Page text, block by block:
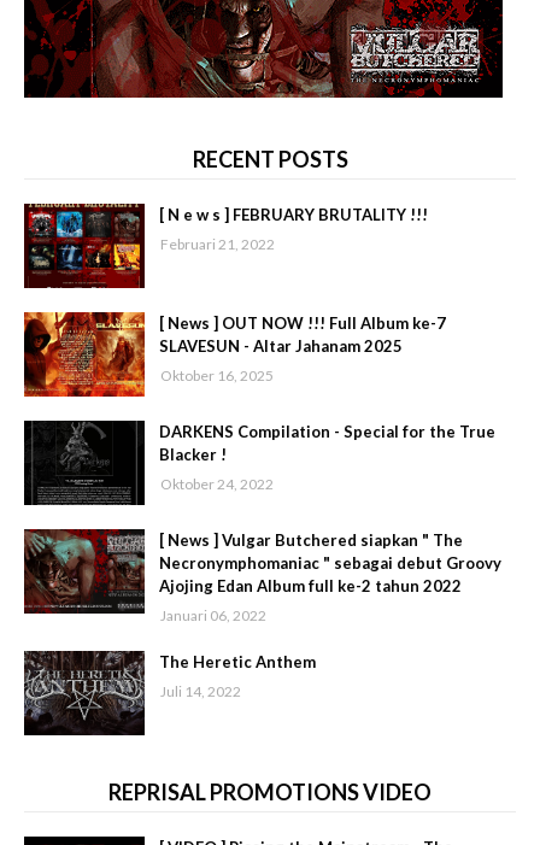
RECENT POSTS
[ N e w s ] FEBRUARY BRUTALITY !!!
Februari 21, 2022
[ News ] OUT NOW !!! Full Album ke-7
SLAVESUN - Altar Jahanam 2025
Oktober 16, 2025
DARKENS Compilation - Special for the True
Blacker !
Oktober 24, 2022
[ News ] Vulgar Butchered siapkan " The
Necronymphomaniac " sebagai debut Groovy
Ajojing Edan Album full ke-2 tahun 2022
Januari 06, 2022
The Heretic Anthem
Juli 14, 2022
REPRISAL PROMOTIONS VIDEO